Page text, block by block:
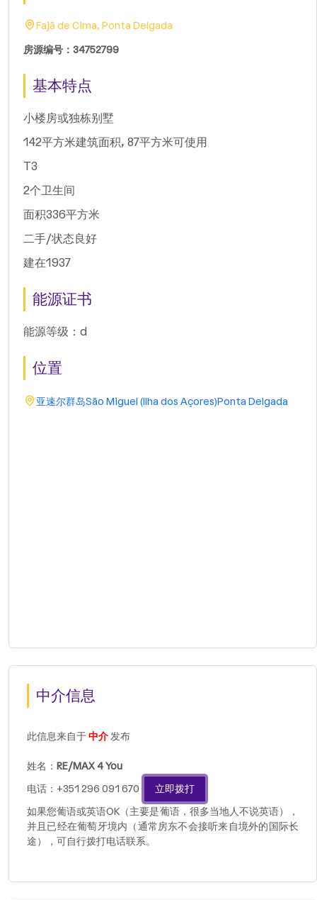
Fajã de Cima, Ponta Delgada
房源编号：34752799
基本特点
小楼房或独栋别墅
142平方米建筑面积, 87平方米可使用
T3
2个卫生间
面积336平方米
二手/状态良好
建在1937
能源证书
能源等级：d
位置
亚速尔群岛São Miguel (Ilha dos Açores)Ponta Delgada
中介信息
此信息来自于中介发布
姓名： RE/MAX 4 You
电话：+351 296 091 670
立即拨打
如果您葡语或英语OK（主要是葡语，很多当地人不说英语），
并且已经在葡萄牙境内（通常房东不会接听来自境外的国际长
途），可自行拨打电话联系。